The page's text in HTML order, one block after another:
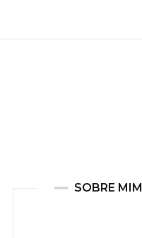
SOBRE MIM